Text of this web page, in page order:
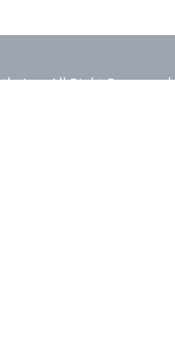
Inc. All Right Reserved.